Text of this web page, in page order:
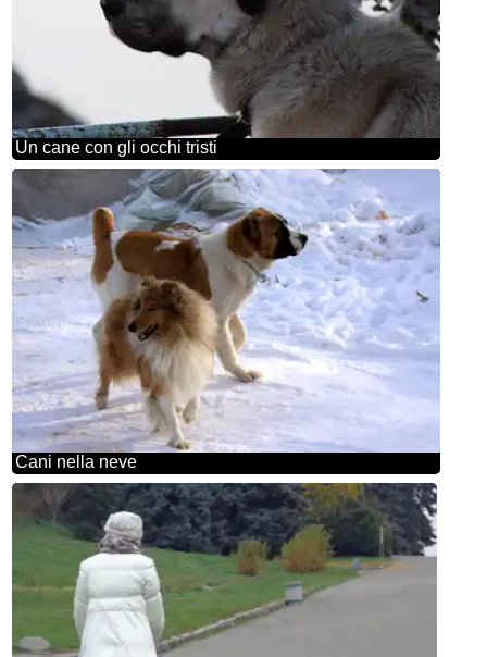
Un cane con gli occhi tristi
Cani nella neve